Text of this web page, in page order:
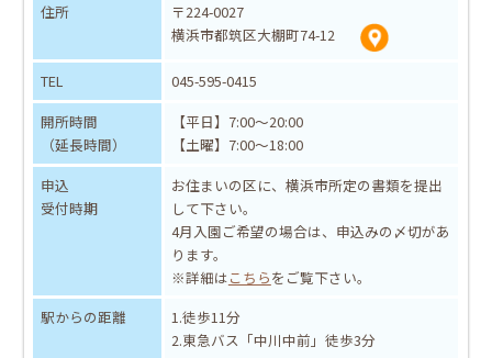
住所
〒224-0027
横浜市都筑区大棚町74-12
TEL
045-595-0415
開所時間
（延長時間）
【平日】7:00～20:00
【土曜】7:00～18:00
申込
受付時期
お住まいの区に、横浜市所定の書類を提出
して下さい。
4月入園ご希望の場合は、申込みの〆切があ
ります。
※詳細はこちらをご覧下さい。
駅からの距離
1.徒歩11分
2.東急バス「中川中前」徒歩3分